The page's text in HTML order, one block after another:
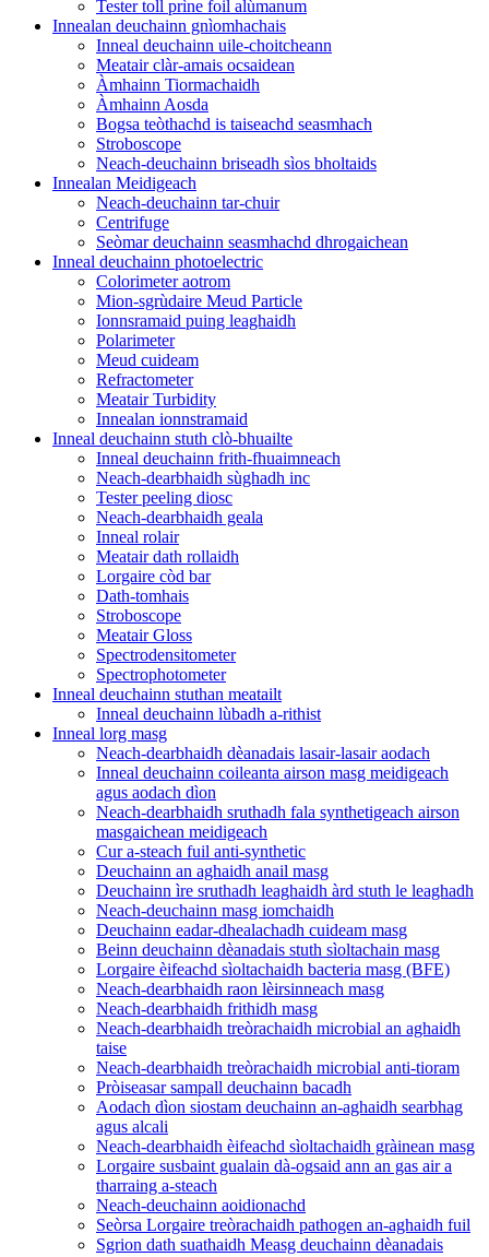
Tester toll prìne foil alùmanum
Innealan deuchainn gnìomhachais
Inneal deuchainn uile-choitcheann
Meatair clàr-amais ocsaidean
Àmhainn Tiormachaidh
Àmhainn Aosda
Bogsa teòthachd is taiseachd seasmhach
Stroboscope
Neach-deuchainn briseadh sìos bholtaids
Innealan Meidigeach
Neach-deuchainn tar-chuir
Centrifuge
Seòmar deuchainn seasmhachd dhrogaichean
Inneal deuchainn photoelectric
Colorimeter aotrom
Mion-sgrùdaire Meud Particle
Ionnsramaid puing leaghaidh
Polarimeter
Meud cuideam
Refractometer
Meatair Turbidity
Innealan ionnstramaid
Inneal deuchainn stuth clò-bhuailte
Inneal deuchainn frith-fhuaimneach
Neach-dearbhaidh sùghadh inc
Tester peeling diosc
Neach-dearbhaidh geala
Inneal rolair
Meatair dath rollaidh
Lorgaire còd bar
Dath-tomhais
Stroboscope
Meatair Gloss
Spectrodensitometer
Spectrophotometer
Inneal deuchainn stuthan meatailt
Inneal deuchainn lùbadh a-rithist
Inneal lorg masg
Neach-dearbhaidh dèanadais lasair-lasair aodach
Inneal deuchainn coileanta airson masg meidigeach
agus aodach dìon
Neach-dearbhaidh sruthadh fala synthetigeach airson
masgaichean meidigeach
Cur a-steach fuil anti-synthetic
Deuchainn an aghaidh anail masg
Deuchainn ìre sruthadh leaghaidh àrd stuth le leaghadh
Neach-deuchainn masg iomchaidh
Deuchainn eadar-dhealachadh cuideam masg
Beinn deuchainn dèanadais stuth sìoltachain masg
Lorgaire èifeachd sìoltachaidh bacteria masg (BFE)
Neach-dearbhaidh raon lèirsinneach masg
Neach-dearbhaidh frithidh masg
Neach-dearbhaidh treòrachaidh microbial an aghaidh
taise
Neach-dearbhaidh treòrachaidh microbial anti-tioram
Pròiseasar sampall deuchainn bacadh
Aodach dìon siostam deuchainn an-aghaidh searbhag
agus alcali
Neach-dearbhaidh èifeachd sìoltachaidh gràinean masg
Lorgaire susbaint gualain dà-ogsaid ann an gas air a
tharraing a-steach
Neach-deuchainn aoidionachd
Seòrsa Lorgaire treòrachaidh pathogen an-aghaidh fuil
Sgrion dath suathaidh Measg deuchainn dèanadais